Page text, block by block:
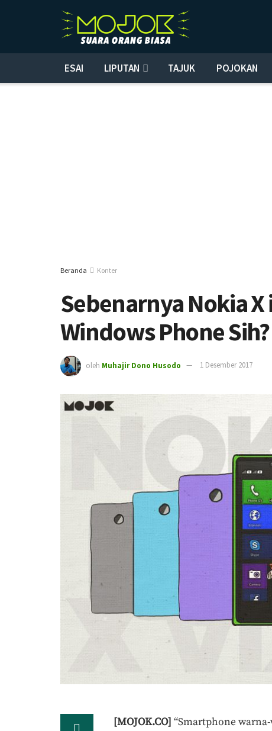
ESAI LIPUTAN TAJUK POJOKAN
Beranda Konter
Sebenarnya Nokia
Windows Phone Sih?
oleh Muhajir Dono Husodo 1 Desember 2017
[MOJOK.CO] “Smartphone